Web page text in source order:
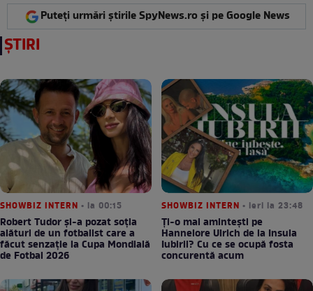
Puteți urmări știrile SpyNews.ro și pe Google News
ȘTIRI
SHOWBIZ INTERN • la 00:15
Robert Tudor și-a pozat soția
alături de un fotbalist care a
făcut senzație la Cupa Mondială
de Fotbal 2026
SHOWBIZ INTERN • ieri la 23:48
Ți-o mai amintești pe
Hannelore Ulrich de la Insula
Iubirii? Cu ce se ocupă fosta
concurentă acum